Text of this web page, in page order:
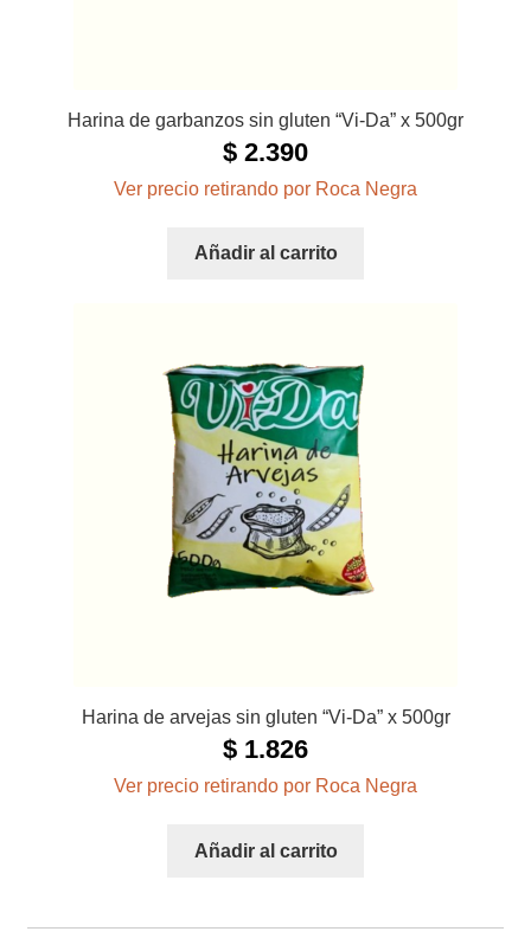
Harina de garbanzos sin gluten “Vi-Da” x 500gr
$ 2.390
Ver precio retirando por Roca Negra
Añadir al carrito
Harina de arvejas sin gluten “Vi-Da” x 500gr
$ 1.826
Ver precio retirando por Roca Negra
Añadir al carrito